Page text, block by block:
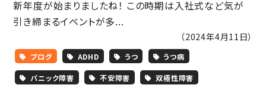
新年度が始まりましたね！ この時期は入社式など気が
引き締まるイベントが多...
（2024年4月11日）
ブログ ADHD うつ うつ病
パニック障害 不安障害 双極性障害